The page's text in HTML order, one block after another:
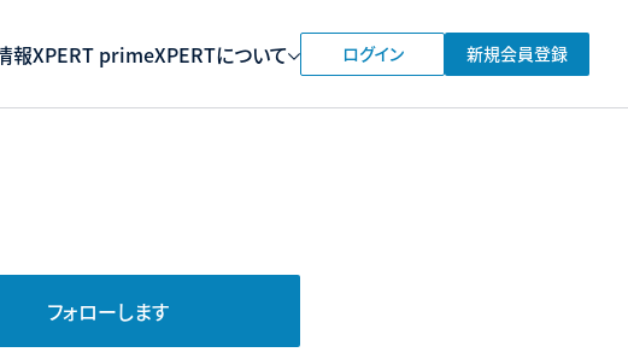
報XPERT primeXPERTについて ログイン 新規会員登録
フォローします